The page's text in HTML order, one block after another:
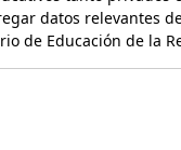
datos relevantes
de Educación de la